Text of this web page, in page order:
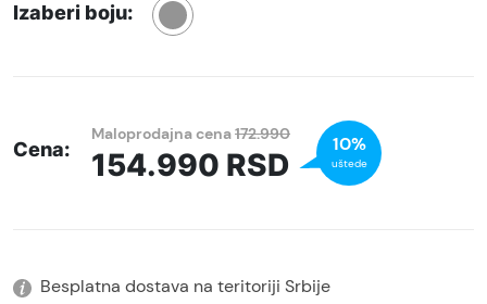
Izaberi boju:
Cena:
Maloprodajna cena172.990
154.990 RSD
10%
uštede
Besplatna dostava na teritoriji Srbije